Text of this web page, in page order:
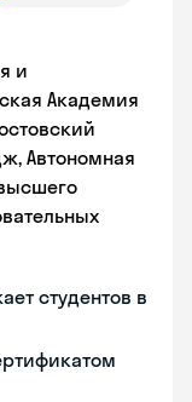
и
Академия
Автономная
студентов в